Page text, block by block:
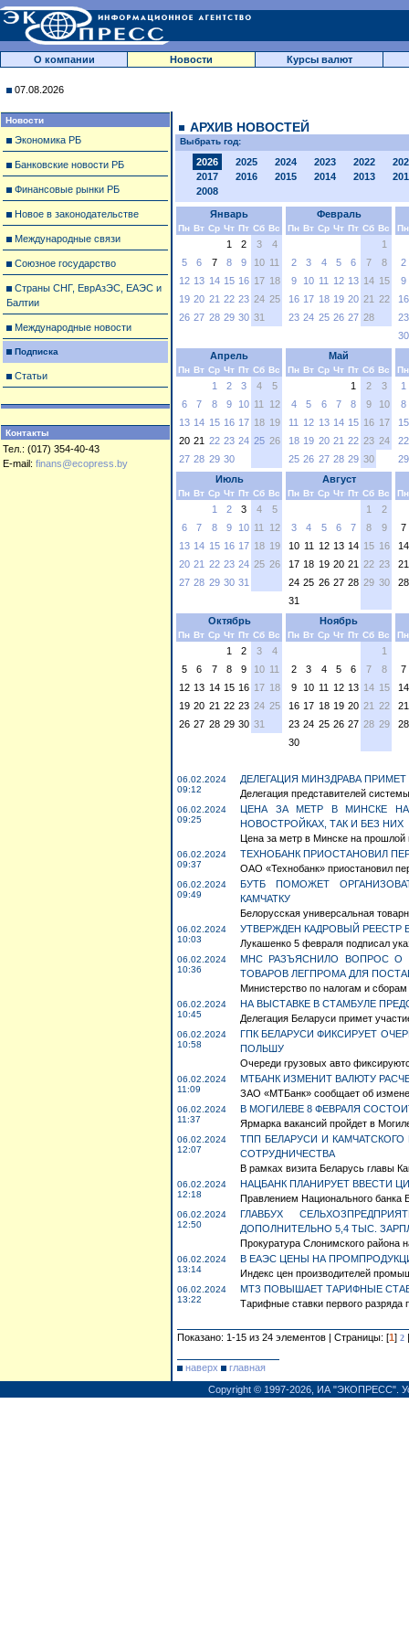
О компании Новости Курсы валют
07.08.2026
Новости
Экономика РБ
Банковские новости РБ
Финансовые рынки РБ
Новое в законодательстве
Международные связи
Союзное государство
Страны СНГ, ЕврАзЭС, ЕАЭС и
Балтии
Международные новости
Подписка
Статьи
Контакты
Тел.: (017) 354-40-43
E-mail: finans@ecopress.by
АРХИВ НОВОСТЕЙ
Выбрать год:
2026 2025 2024 2023 2022
2017
2016 2015 2014 2013
2008
Январь
Пн Вт Ср Чт Пт Сб Вс
1 2 3
4
5
6 7 8 9 10 11
12 13 14 15 16 17 18
19 20 21 22 23 24 25
26 27 28 29 30 31
Февраль
Пн Вт Ср Чт Пт Сб Вс
1
2
3 4 5 6 7
8
9
10 11 12 13 14 15
16 17 18 19 20 21 22
23 24 25 26 27 28
Пн
2
9
16
23
30
Апрель
Пн Вт Ср Чт Пт Сб Вс
1 2 3 4
5
6
7 8 9 10 11
12
13 14 15 16 17 18 19
20 21 22 23 24 25 26
27 28 29 30
Май
Пн Вт Ср Чт Пт Сб Вс
1 2
3
4
5 6 7 8 9
10
11
12 13 14 15 16 17
18 19 20 21 22 23 24
25 26 27 28 29 30
Пн
1
8
15
22
29
Июль
Пн Вт Ср Чт Пт Сб Вс
1 2 3 4
5
6
7 8 9 10 11
12
13 14 15 16 17 18 19
20 21 22 23 24 25 26
27 28 29 30 31
Август
Пн Вт Ср Чт Пт Сб Вс
1
2
3
4 5 6 7 8
9
10 11 12 13 14 15 16
17 18 19 20 21 22 23
24 25 26 27 28 29 30
31
Пн
7
14
21
28
Октябрь
Пн Вт Ср Чт Пт Сб Вс
1 2 3
4
5
6 7 8 9 10 11
12 13 14 15 16 17 18
19 20 21 22 23 24 25
26 27 28 29 30 31
Ноябрь
Пн Вт Ср Чт Пт Сб Вс
1
2
3 4 5 6 7
8
9
10 11 12 13 14 15
16 17 18 19 20 21 22
23 24 25 26 27 28 29
30
Пн
7
14
21
28
06.02.2024
09:12
ДЕЛЕГАЦИЯ МИНЗДРАВА
Делегация представителей
06.02.2024
09:25
ЦЕНА ЗА МЕТР В МИНСКЕ
НОВОСТРОЙКАХ, ТАК И БЕЗ НИХ
Цена за метр в Минске на прошлой
06.02.2024
09:37
ТЕХНОБАНК ПРИОСТАНОВИЛ
ОАО «Технобанк» приостановил
06.02.2024
09:49
БУТБ ПОМОЖЕТ
КАМЧАТКУ
Белорусская универсальная
06.02.2024
10:03
УТВЕРЖДЕН КАДРОВЫЙ РЕЕСТР
Лукашенко 5 февраля подписал
06.02.2024
10:36
МНС РАЗЪЯСНИЛО ВОПРОС О
ТОВАРОВ ЛЕГПРОМА ДЛЯ
Министерство по налогам и
06.02.2024
10:45
НА ВЫСТАВКЕ В СТАМБУЛЕ
Делегация Беларуси примет
06.02.2024
10:58
ГПК БЕЛАРУСИ ФИКСИРУЕТ
ПОЛЬШУ
Очереди грузовых авто
06.02.2024
11:09
МТБАНК ИЗМЕНИТ ВАЛЮТУ
ЗАО «МТБанк» сообщает об
06.02.2024
11:37
В МОГИЛЕВЕ 8 ФЕВРАЛЯ
Ярмарка вакансий пройдет в
06.02.2024
12:07
ТПП БЕЛАРУСИ И
СОТРУДНИЧЕСТВА
В рамках визита Беларусь главы
06.02.2024
12:18
НАЦБАНК ПЛАНИРУЕТ ВВЕСТИ
Правлением Национального банка
06.02.2024
12:50
ГЛАВБУХ
ДОПОЛНИТЕЛЬНО 5,4 ТЫС.
Прокуратура Слонимского района
06.02.2024
13:14
В ЕАЭС ЦЕНЫ НА
Индекс цен производителей
06.02.2024
13:22
МТЗ ПОВЫШАЕТ ТАРИФНЫЕ
Тарифные ставки первого
Показано: 1-15 из 24 элементов | Страницы: [1] 2 |
наверх
главная
Copyright © 1997-2026, ИА "ЭКОПРЕСС".